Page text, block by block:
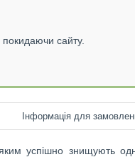
сайту.
Інформація для
успішно знищують